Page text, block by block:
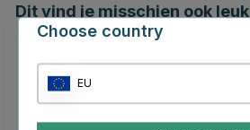
Dit vind je misschien ook leuk
Choose country
EU